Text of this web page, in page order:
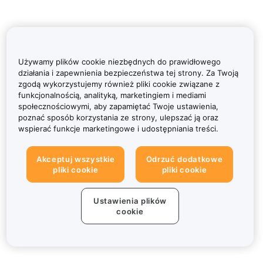
Używamy plików cookie niezbędnych do prawidłowego
działania i zapewnienia bezpieczeństwa tej strony. Za Twoją
zgodą wykorzystujemy również pliki cookie związane z
funkcjonalnością, analityką, marketingiem i mediami
społecznościowymi, aby zapamiętać Twoje ustawienia,
poznać sposób korzystania ze strony, ulepszać ją oraz
wspierać funkcje marketingowe i udostępniania treści.
Akceptuj wszystkie
pliki cookie
Odrzuć dodatkowe
pliki cookie
Ustawienia plików
cookie